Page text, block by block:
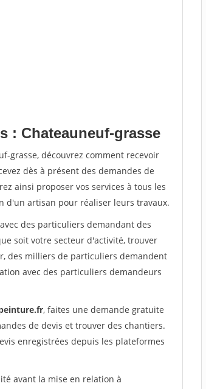
: Chateauneuf-grasse
grasse, découvrez comment recevoir
dès à présent des demandes de
ainsi proposer vos services à tous les
d'un artisan pour réaliser leurs travaux.
des particuliers demandant des
soit votre secteur d'activité, trouver
des milliers de particuliers demandent
avec des particuliers demandeurs
, faites une demande gratuite
de devis et trouver des chantiers.
enregistrées depuis les plateformes
avant la mise en relation à